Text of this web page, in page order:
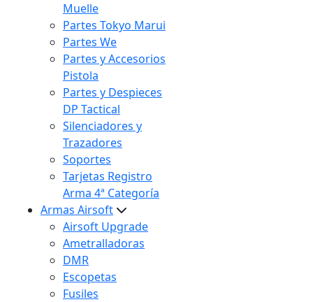
Muelle
Partes Tokyo Marui
Partes We
Partes y Accesorios
Pistola
Partes y Despieces
DP Tactical
Silenciadores y
Trazadores
Soportes
Tarjetas Registro
Arma 4ª Categoría
Armas Airsoft
Airsoft Upgrade
Ametralladoras
DMR
Escopetas
Fusiles